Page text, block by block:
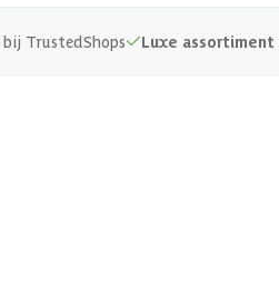
bij TrustedShops Luxe assortiment